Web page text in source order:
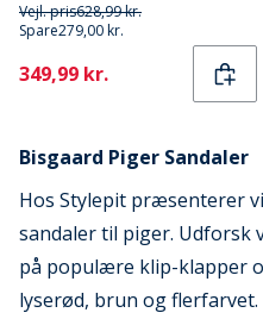
Vejl. pris628,99 kr.
Spare279,00 kr.
Current
349,99 kr.
Bisgaard Piger Sandaler
Hos Stylepit præsenterer
sandaler til piger. Udforsk
på populære klip-klapper
lyserød, brun og